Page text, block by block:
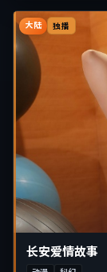
大陆 独播
长安爱情故事